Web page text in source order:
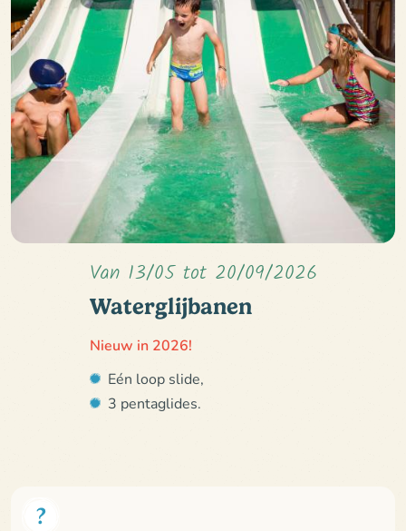
Van 13/05 tot 20/09/2026
Waterglijbanen
Nieuw in 2026!
Eén loop slide,
3 pentaglides.